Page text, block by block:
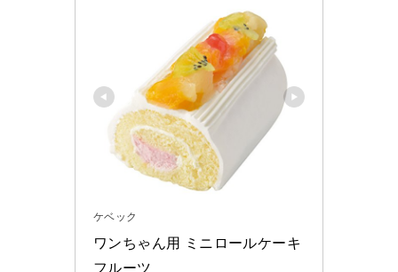
ケベック
ワンちゃん用 ミニロールケーキ
フルーツ